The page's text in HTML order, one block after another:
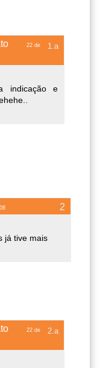
22 de
indicação e
já tive mais
22 de